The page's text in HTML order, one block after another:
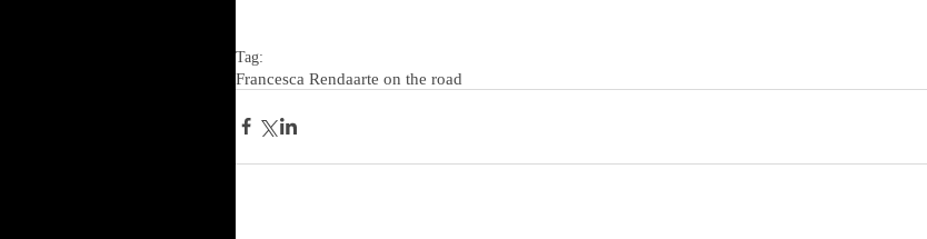
Tag:
Francesca Rendaarte on the road